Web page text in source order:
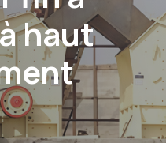
haut